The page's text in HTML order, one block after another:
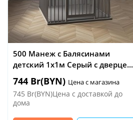
500 Манеж с Балясинами
детский 1х1м Серый с дверце...
744 Br(BYN) Цена с магазина
745 Br(BYN)Цена с доставкой до
дома